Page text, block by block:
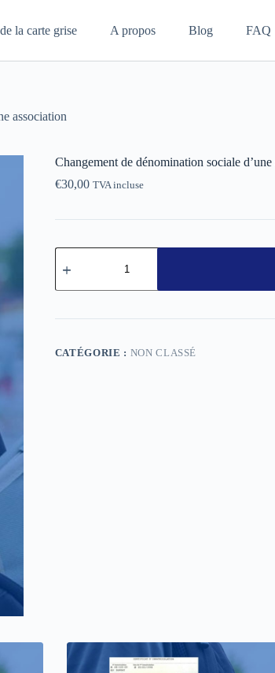
la carte grise A propos Blog FAQ
association
Changement de dénomination sociale
€30,00 TVA incluse
CATÉGORIE : NON CLASSÉ